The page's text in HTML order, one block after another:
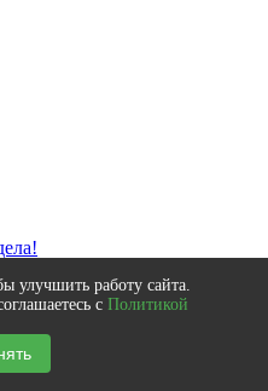
улучшить работу сайта.
с Политикой